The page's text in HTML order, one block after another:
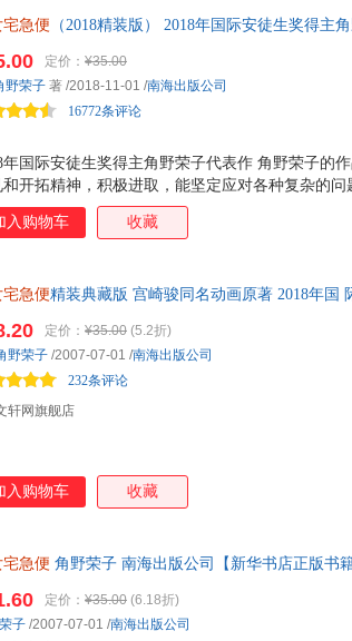
宅急便 （2018精装版） 2018年国际安徒生奖得
年国际安徒生奖得主角野荣子代表作 角野荣子的
和开拓精神，积极进取，能坚定应对各种复杂的
样。 国际安徒生奖评委会授奖词 每个人都有自己
，那就是魔法。 ★宫崎骏动画名作《魔女宅急
角野荣子
定价： ¥35.00
16772条评论
野荣子 著 /2018-11-01 /南海出版公司
入购物车 收藏
宅急便精装典藏版 宫崎骏同名动画原著 2018年国
定价： ¥35.00 (5.2折)
轩网旗舰店
232条评论
野荣子 /2007-07-01 /南海出版公司
入购物车 收藏
宅急便 角野荣子 南海出版公司【新华书店正版书
定价： ¥35.00 (6.18折)
子 /2007-07-01 /南海出版公司